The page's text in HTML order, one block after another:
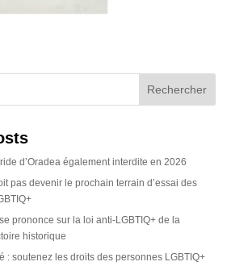
d’Oradea également interdite en 2026
pas devenir le prochain terrain d’essai des
prononce sur la loi anti-LGBTIQ+ de la
historique
: soutenez les droits des personnes LGBTIQ+